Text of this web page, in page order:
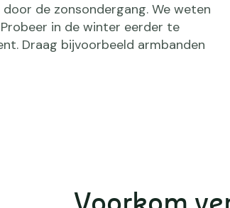
de zonsondergang. We weten
in de winter eerder te
Draag bijvoorbeeld armbanden